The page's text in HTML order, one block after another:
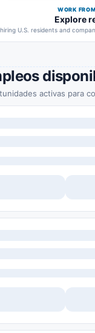
WORK
Explore
U.S. residents and
activas para